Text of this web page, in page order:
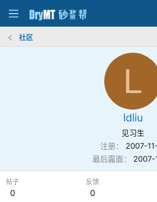
社区
L
ldliu
见习生
注册
2007-
最后露面
2007-
帖子
0
反馈
0